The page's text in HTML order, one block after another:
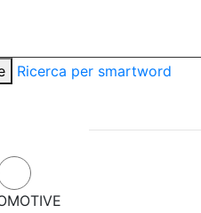
Ricerca per smartword